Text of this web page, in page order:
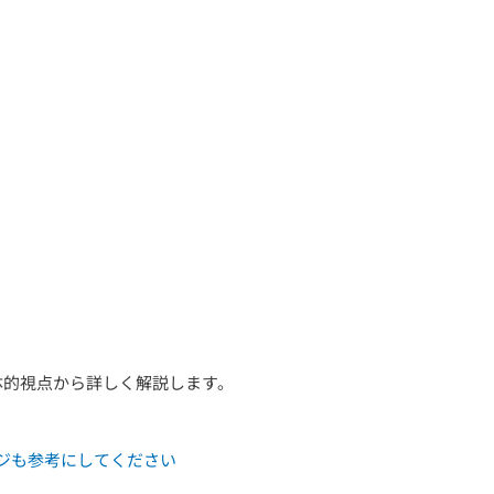
視点から詳しく解説します。
も参考にしてください